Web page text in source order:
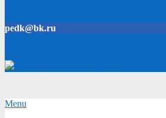
pedk@bk.ru
Secondary
Menu